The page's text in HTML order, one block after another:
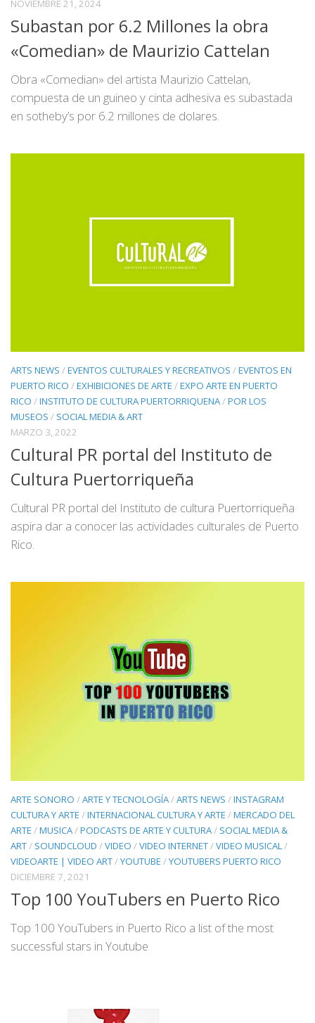
NOVIEMBRE 21, 2024
Subastan por 6.2 Millones la obra
«Comedian» de Maurizio Cattelan
Obra «Comedian» del artista Maurizio Cattelan,
compuesta de un guineo y cinta adhesiva es subastada
en sotheby’s por 6.2 millones de dolares.
ARTS NEWS /EVENTOS CULTURALES Y RECREATIVOS /EVENTOS EN
PUERTO RICO /EXHIBICIONES DE ARTE /EXPO ARTE EN PUERTO
RICO /INSTITUTO DE CULTURA PUERTORRIQUENA/POR LOS
MUSEOS / SOCIAL MEDIA & ART
MARZO 3, 2022
Cultural PR portal del Instituto de
Cultura Puertorriqueña
Cultural PR portal del Instituto de cultura Puertorriqueña
aspira dar a conocer las actividades culturales de Puerto
Rico.
ARTE SONORO /ARTE Y TECNOLOGÍA/ARTS NEWS /INSTAGRAM
CULTURA Y ARTE /INTERNACIONAL CULTURA Y ARTE /MERCADO DEL
ARTE /MUSICA/PODCASTS DE ARTE Y CULTURA/ SOCIAL MEDIA &
ART/ SOUNDCLOUD /VIDEO /VIDEO INTERNET/VIDEO MUSICAL/
VIDEOARTE | VIDEO ART/YOUTUBE /YOUTUBERS PUERTO RICO
DICIEMBRE 7, 2021
Top 100 YouTubers en Puerto Rico
Top 100 YouTubers in Puerto Rico a list of the most
successful stars in Youtube